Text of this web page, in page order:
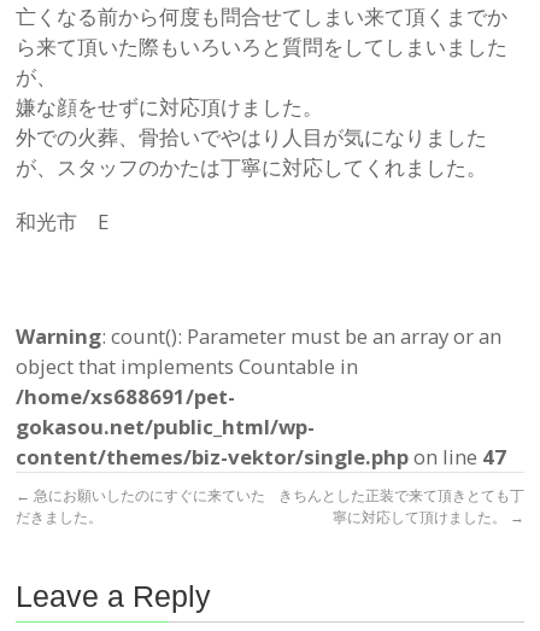
亡くなる前から何度も問合せてしまい来て頂くまでか
ら来て頂いた際もいろいろと質問をしてしまいました
が、
嫌な顔をせずに対応頂けました。
外での火葬、骨拾いでやはり人目が気になりました
が、スタッフのかたは丁寧に対応してくれました。
和光市 E
Warning: count(): Parameter must be an array or an
object that implements Countable in
/home/xs688691/pet-
gokasou.net/public_html/wp-
content/themes/biz-vektor/single.phpon line 47
← 急にお願いしたのにすぐに来ていた
だきました。
きちんとした正装で来て頂きとても丁
寧に対応して頂けました。
→
Leave a Reply